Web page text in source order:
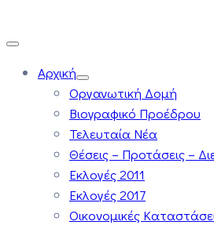
Αρχική
Οργανωτική Δομή
Βιογραφικό Προέδρου
Τελευταία Νέα
Θέσεις – Προτάσεις –
Εκλογές 2011
Εκλογές 2017
Οικονομικές